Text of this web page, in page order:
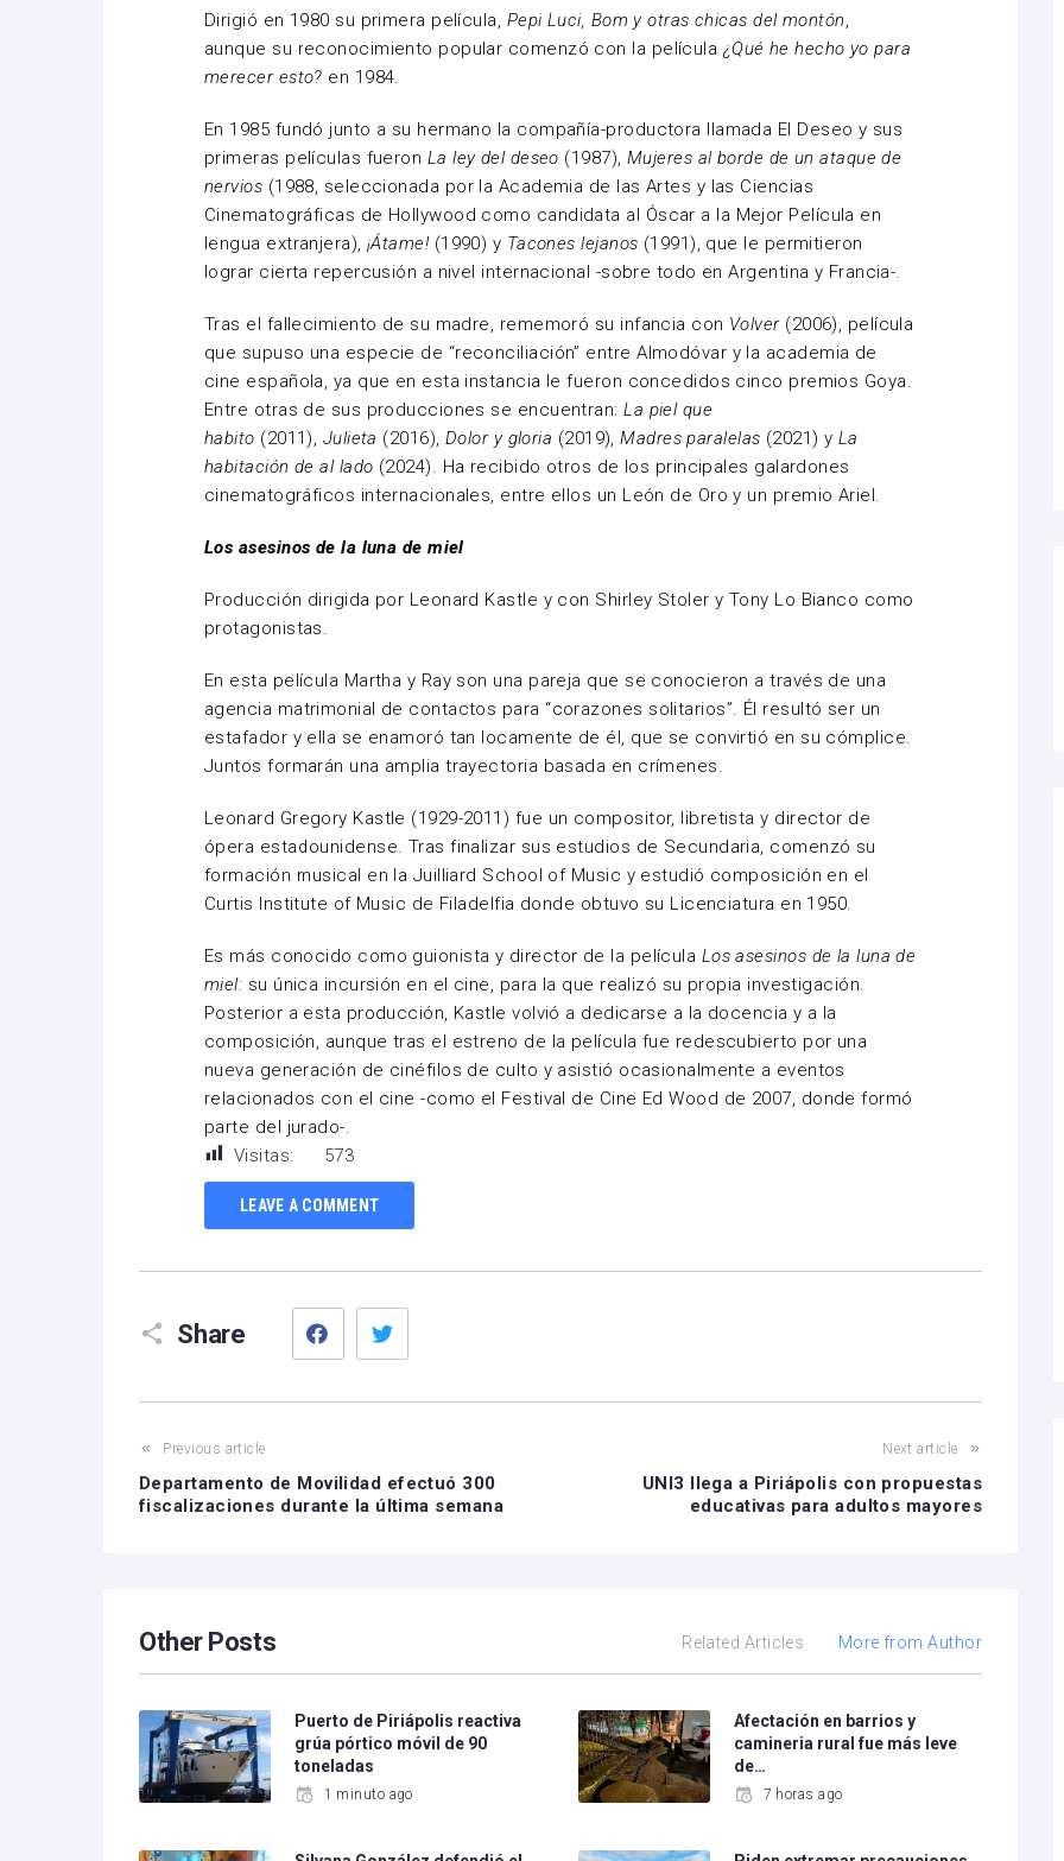
Dirigió en 1980 su primera película, Pepi Luci, Bom y otras chicas del montón,
aunque su reconocimiento popular comenzó con la película ¿Qué he hecho yo para
merecer esto? en 1984.
En 1985 fundó junto a su hermano la compañía-productora llamada El Deseo y sus
primeras películas fueron La ley del deseo (1987), Mujeres al borde de un ataque de
nervios (1988, seleccionada por la Academia de las Artes y las Ciencias
Cinematográficas de Hollywood como candidata al Óscar a la Mejor Película en
lengua extranjera), ¡Átame! (1990) y Tacones lejanos (1991), que le permitieron
lograr cierta repercusión a nivel internacional -sobre todo en Argentina y Francia-.
Tras el fallecimiento de su madre, rememoró su infancia con Volver(2006), película
que supuso una especie de “reconciliación” entre Almodóvar y la academia de
cine española, ya que en esta instancia le fueron concedidos cinco premios Goya.
Entre otras de sus producciones se encuentran:La piel que
habito (2011), Julieta (2016), Dolor y gloria (2019),Madres paralelas (2021) yLa
habitación de al lado (2024). Ha recibido otros de los principales galardones
cinematográficos internacionales, entre ellos un León de Oro y un premio Ariel.
Los asesinos de la luna de miel
Producción dirigida por Leonard Kastle y con Shirley Stoler y Tony Lo Bianco como
protagonistas.
En esta película Martha y Ray son una pareja que se conocieron a través de una
agencia matrimonial de contactos para “corazones solitarios”. Él resultó ser un
estafador y ella se enamoró tan locamente de él, que se convirtió en su cómplice.
Juntos formarán una amplia trayectoria basada en crímenes.
Leonard Gregory Kastle (1929-2011) fue un compositor, libretista y director de
ópera estadounidense. Tras finalizar sus estudios de Secundaria, comenzó su
formación musical en la Juilliard School of Music y estudió composición en el
Curtis Institute of Music de Filadelfia donde obtuvo su Licenciatura en 1950.
Es más conocido como guionista y director de la película Los asesinos de la luna de
miel: su única incursión en el cine, para la que realizó su propia investigación.
Posterior a esta producción, Kastle volvió a dedicarse a la docencia y a la
composición, aunque tras el estreno de la película fue redescubierto por una
nueva generación de cinéfilos de culto y asistió ocasionalmente a eventos
relacionados con el cine -como el Festival de Cine Ed Wood de 2007, donde formó
parte del jurado-.
Visitas:
573
LEAVE A COMMENT
Share
Facebook
Previous article
Departamento de Movilidad efectuó 300
fiscalizaciones durante la última semana
Next article
UNI3 llega a Piriápolis con propuestas
educativas para adultos mayores
Other Posts Related Articles More from Author
Puerto de Piriápolis reactiva
grúa pórtico móvil de 90
toneladas
1 minuto ago
Afectación en barrios y
camineria rural fue más leve
de…
7 horas ago